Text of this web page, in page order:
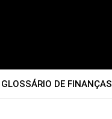
GLOSSÁRIO DE FINANÇAS